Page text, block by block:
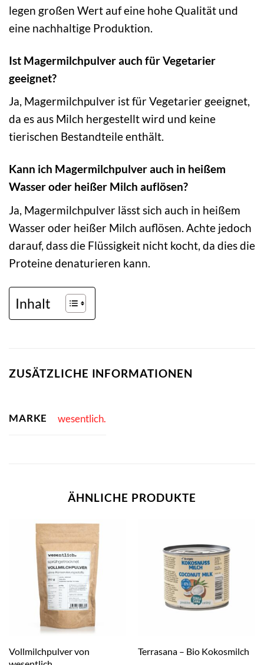
legen großen Wert auf eine hohe Qualität und
eine nachhaltige Produktion.
Ist Magermilchpulver auch für Vegetarier
geeignet?
Ja, Magermilchpulver ist für Vegetarier geeignet,
da es aus Milch hergestellt wird und keine
tierischen Bestandteile enthält.
Kann ich Magermilchpulver auch in heißem
Wasser oder heißer Milch auflösen?
Ja, Magermilchpulver lässt sich auch in heißem
Wasser oder heißer Milch auflösen. Achte jedoch
darauf, dass die Flüssigkeit nicht kocht, da dies die
Proteine denaturieren kann.
Inhalt
ZUSÄTZLICHE INFORMATIONEN
MARKE wesentlich.
ÄHNLICHE PRODUKTE
Vollmilchpulver von
Terrasana – Bio Kokosmilch